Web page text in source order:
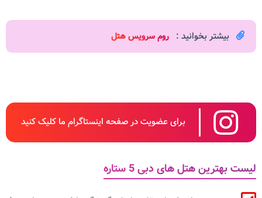
بیشتر بخوانید : روم سرویس هتل
برای عضویت در صفحه اینستاگرام ما کلیک کنید
لیست بهترین هتل های دبی 5 ستاره